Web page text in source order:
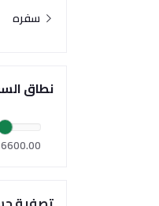
سفره
نطاق
6600.00